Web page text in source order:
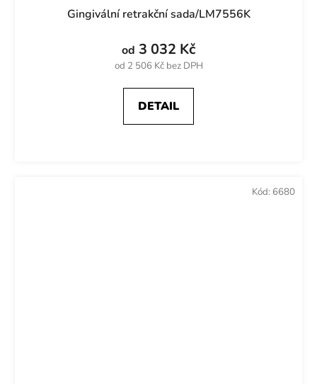
Gingivální retrakční sada/LM7556K
od 2 506 Kč bez DPH
od 3 032 Kč
DETAIL
Kód: 6680